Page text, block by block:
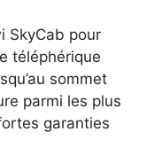
SkyCab pour
téléphérique
sommet
parmi les plus
garanties